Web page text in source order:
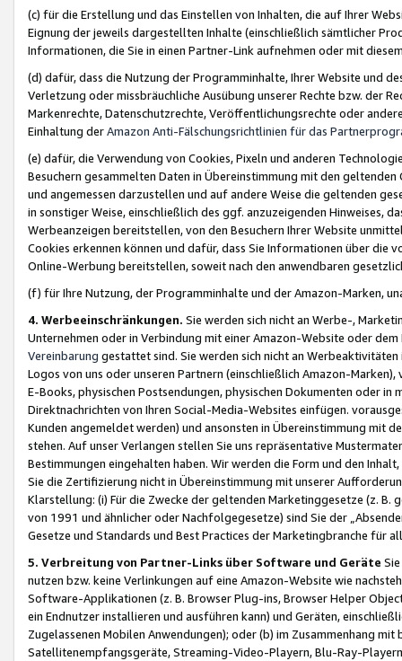
(c) für die Erstellung und das Einstellen von Inhalten, die auf Ihrer
Eignung der jeweils dargestellten Inhalte (einschließlich sämtlicher
Informationen, die Sie in einen Partner-Link aufnehmen oder mit
(d) dafür, dass die Nutzung der Programminhalte, Ihrer Website und
Verletzung oder missbräuchliche Ausübung unserer Rechte bzw. der
Markenrechte, Datenschutzrechte, Veröffentlichungsrechte oder
Einhaltung derAmazon Anti-Fälschungsrichtlinien für das
(e) dafür, die Verwendung von Cookies, Pixeln und anderen
Besuchern gesammelten Daten in Übereinstimmung mit den
und angemessen darzustellen und auf andere Weise die geltenden
in sonstiger Weise, einschließlich des ggf. anzuzeigenden Hinweises,
Werbeanzeigen bereitstellen, von den Besuchern Ihrer Website
Cookies erkennen können und dafür, dass Sie Informationen über die
Online-Werbung bereitstellen, soweit nach den anwendbaren
(f) für Ihre Nutzung, der Programminhalte und der Amazon-Marken,
4. Werbeeinschränkungen. Sie werden sich nicht an Werbe-,
Unternehmen oder in Verbindung mit einer Amazon-Website oder
Vereinbarung gestattet sind. Sie werden sich nicht an
Logos von uns oder unseren Partnern (einschließlich Amazon-
E-Books, physischen Postsendungen, physischen Dokumenten oder in
Direktnachrichten von Ihren Social-Media-Websites einfügen.
Kunden angemeldet werden) und ansonsten in Übereinstimmung mit
stehen. Auf unser Verlangen stellen Sie uns repräsentative
Bestimmungen eingehalten haben. Wir werden die Form und den
Sie die Zertifizierung nicht in Übereinstimmung mit unserer
Klarstellung: (i) Für die Zwecke der geltenden Marketinggesetze (z. B.
von 1991 und ähnlicher oder Nachfolgegesetze) sind Sie der
Gesetze und Standards und Best Practices der Marketingbranche für
5. Verbreitung von Partner-Links über Software und Geräte
nutzen bzw. keine Verlinkungen auf eine Amazon-Website wie
Software-Applikationen (z. B. Browser Plug-ins, Browser Helper
ein Endnutzer installieren und ausführen kann) und Geräten,
Zugelassenen Mobilen Anwendungen); oder (b) im Zusammenhang
Satellitenempfangsgeräte, Streaming-Video-Playern, Blu-Ray-